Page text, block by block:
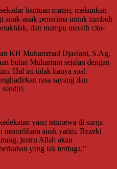
bantuan materi, melainkan
anak-anak penerima untuk tumbuh
dan mampu meraih cita-
KH Muhammad Djaelani, S.Ag,
bulan Muharram sejalan dengan
Hal ini tidak hanya soal
rasa sayang dan
sendiri.
yang istimewa di surga
memelihara anak yatim. Rezeki
justru Allah akan
yang tak terduga,”